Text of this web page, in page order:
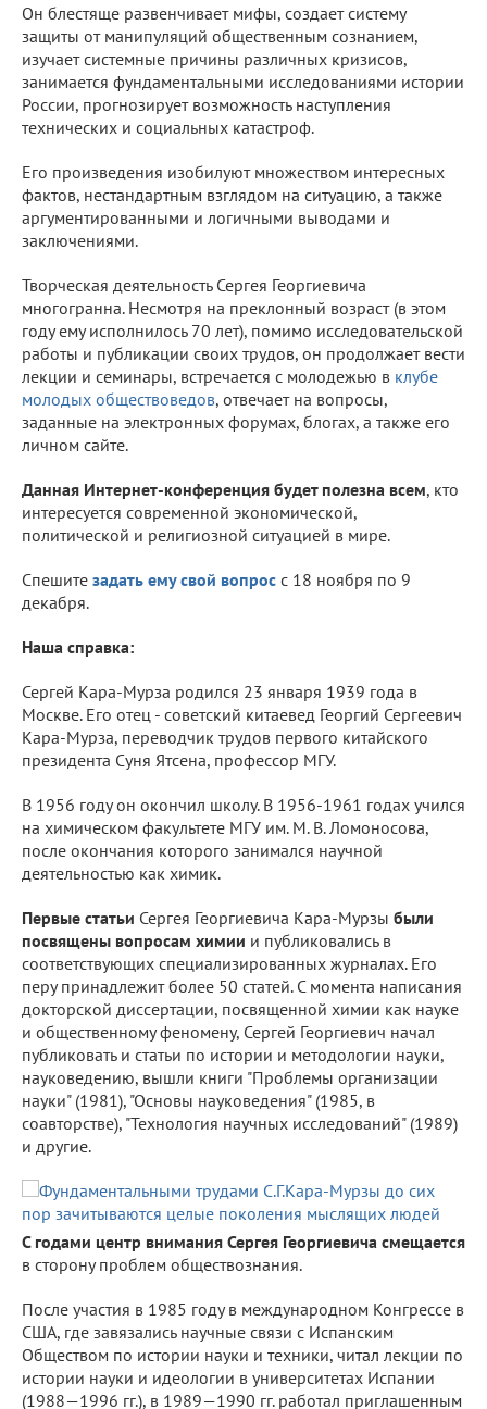
Он блестяще развенчивает мифы, создает систему
защиты от манипуляций общественным сознанием,
изучает системные причины различных кризисов,
занимается фундаментальными исследованиями истории
России, прогнозирует возможность наступления
технических и социальных катастроф.
Его произведения изобилуют множеством интересных
фактов, нестандартным взглядом на ситуацию, а также
аргументированными и логичными выводами и
заключениями.
Творческая деятельность Сергея Георгиевича
многогранна. Несмотря на преклонный возраст (в этом
году ему исполнилось 70 лет), помимо исследовательской
работы и публикации своих трудов, он продолжает вести
лекции и семинары, встречается с молодежью в клубе
молодых обществоведов, отвечает на вопросы,
заданные на электронных форумах, блогах, а также его
личном сайте.
Данная Интернет-конференция будет полезна всем, кто
интересуется современной экономической,
политической и религиозной ситуацией в мире.
Спешите задать ему свой вопрос с 18 ноября по 9
декабря.
Наша справка:
Сергей Кара-Мурза родился 23 января 1939 года в
Москве. Его отец - советский китаевед Георгий Сергеевич
Кара-Мурза, переводчик трудов первого китайского
президента Суня Ятсена, профессор МГУ.
В 1956 году он окончил школу. В 1956-1961 годах учился
на химическом факультете МГУ им. М. В. Ломоносова,
после окончания которого занимался научной
деятельностью как химик.
Первые статьи Сергея Георгиевича Кара-Мурзы были
посвящены вопросам химии и публиковались в
соответствующих специализированных журналах. Его
перу принадлежит более 50 статей. С момента написания
докторской диссертации, посвященной химии как науке
и общественному феномену, Сергей Георгиевич начал
публиковать и статьи по истории и методологии науки,
науковедению, вышли книги "Проблемы организации
науки" (1981), "Основы науковедения" (1985, в
соавторстве), "Технология научных исследований" (1989)
и другие.
С годами центр внимания Сергея Георгиевича смещается
в сторону проблем обществознания.
После участия в 1985 году в международном Конгрессе в
США, где завязались научные связи с Испанским
Обществом по истории науки и техники, читал лекции по
истории науки и идеологии в университетах Испании
(1988—1996 гг.), в 1989—1990 гг. работал приглашенным